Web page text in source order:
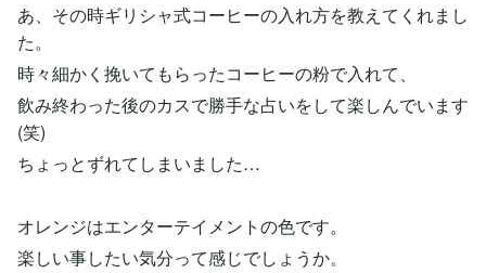
あ、その時ギリシャ式コーヒーの入れ方を教えてくれまし
た。
時々細かく挽いてもらったコーヒーの粉で入れて、
飲み終わった後のカスで勝手な占いをして楽しんでいます
(笑)
ちょっとずれてしまいました…
オレンジはエンターテイメントの色です。
楽しい事したい気分って感じでしょうか。